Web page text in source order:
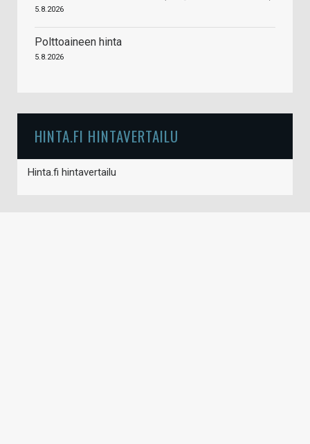
5.8.2026
Polttoaineen hinta
5.8.2026
HINTA.FI HINTAVERTAILU
Hinta.fi hintavertailu